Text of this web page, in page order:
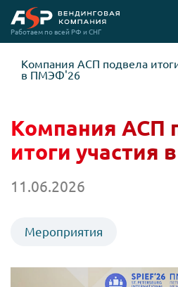
Перейти
на
Работаем по всей РФ и СНГ
Компания АСП подвела
в ПМЭФ'26
Компания АСП
итоги участия
11.06.2026
Мероприятия